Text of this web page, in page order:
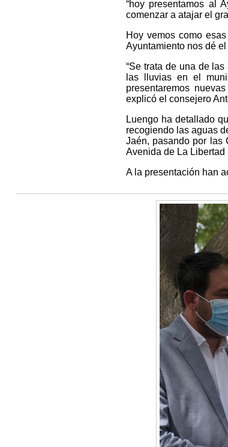
“hoy presentamos al
comenzar a atajar el
Hoy vemos como
Ayuntamiento nos dé el
“Se trata de una de
las lluvias en el
presentaremos
explicó el consejero
Luengo ha detallado
recogiendo las aguas
Jaén, pasando por las
Avenida de La Libertad
A la presentación han